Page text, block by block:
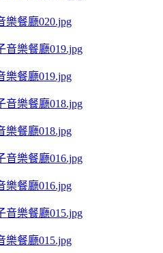
樂餐廳020.jpg
樂餐廳019.jpg
樂餐廳018.jpg
樂餐廳016.jpg
樂餐廳015.jpg